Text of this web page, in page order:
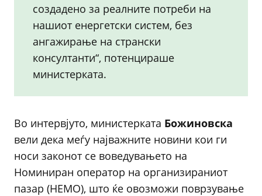
создадено за реалните потреби на
нашиот енергетски систем, без
ангажирање на странски
консултанти“, потенцираше
министерката.
Во интервјуто, министерката Божиновска
вели дека меѓу најважните новини кои ги
носи законот се воведувањето на
Номиниран оператор на организираниот
пазар (НЕМO), што ќе овозможи поврзување